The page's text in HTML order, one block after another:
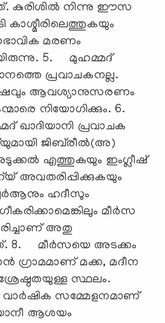
കുരിശില്‍ നിന്നു ഈസ
കാശ്മീരിലെത്തുകയും
മരണം
5. മുഹമ്മദ്
പ്രവാചകനല്ല.
ആവശ്യാനുസരണം
നിയോഗിക്കും. 6.
ഖാദിയാനി പ്രവാചക
ജിബ്‌രീല്‍(അ)
എത്തുകയും ഇംഗ്ലീഷ്
അവതരിപ്പിക്കുകയും
ഹദീസും
മീര്‍സ
അതു
8. മീര്‍സയെ അടക്കം
ഗ്രാമമാണ് മക്ക, മദീന
സ്ഥലം.
വാര്‍ഷിക സമ്മേളനമാണ്
ആശയം